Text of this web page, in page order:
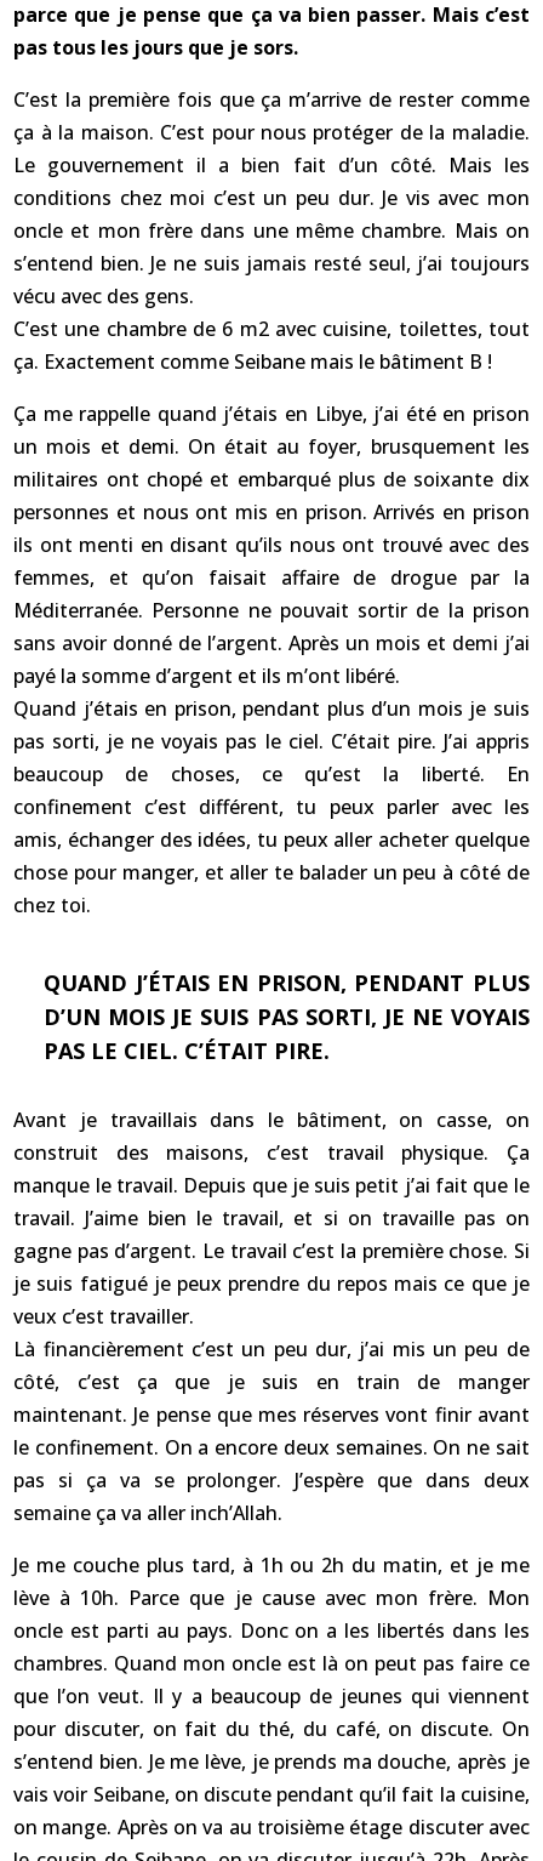
parce que je pense que ça va bien passer. Mais c’est
pas tous les jours que je sors.
C’est la première fois que ça m’arrive de rester comme
ça à la maison. C’est pour nous protéger de la maladie.
Le gouvernement il a bien fait d’un côté. Mais les
conditions chez moi c’est un peu dur. Je vis avec mon
oncle et mon frère dans une même chambre. Mais on
s’entend bien. Je ne suis jamais resté seul, j’ai toujours
vécu avec des gens.
C’est une chambre de 6 m2 avec cuisine, toilettes, tout
ça. Exactement comme Seibane mais le bâtiment B !
Ça me rappelle quand j’étais en Libye, j’ai été en prison
un mois et demi. On était au foyer, brusquement les
militaires ont chopé et embarqué plus de soixante dix
personnes et nous ont mis en prison. Arrivés en prison
ils ont menti en disant qu’ils nous ont trouvé avec des
femmes, et qu’on faisait affaire de drogue par la
Méditerranée. Personne ne pouvait sortir de la prison
sans avoir donné de l’argent. Après un mois et demi j’ai
payé la somme d’argent et ils m’ont libéré.
Quand j’étais en prison, pendant plus d’un mois je suis
pas sorti, je ne voyais pas le ciel. C’était pire. J’ai appris
beaucoup de choses, ce qu’est la liberté. En
confinement c’est différent, tu peux parler avec les
amis, échanger des idées, tu peux aller acheter quelque
chose pour manger, et aller te balader un peu à côté de
chez toi.
QUAND J’ÉTAIS EN PRISON, PENDANT PLUS
D’UN MOIS JE SUIS PAS SORTI, JE NE VOYAIS
PAS LE CIEL. C’ÉTAIT PIRE.
Avant je travaillais dans le bâtiment, on casse, on
construit des maisons, c’est travail physique. Ça
manque le travail. Depuis que je suis petit j’ai fait que le
travail. J’aime bien le travail, et si on travaille pas on
gagne pas d’argent. Le travail c’est la première chose. Si
je suis fatigué je peux prendre du repos mais ce que je
veux c’est travailler.
Là financièrement c’est un peu dur, j’ai mis un peu de
côté, c’est ça que je suis en train de manger
maintenant. Je pense que mes réserves vont finir avant
le confinement. On a encore deux semaines. On ne sait
pas si ça va se prolonger. J’espère que dans deux
semaine ça va aller inch’Allah.
Je me couche plus tard, à 1h ou 2h du matin, et je me
lève à 10h. Parce que je cause avec mon frère. Mon
oncle est parti au pays. Donc on a les libertés dans les
chambres. Quand mon oncle est là on peut pas faire ce
que l’on veut. Il y a beaucoup de jeunes qui viennent
pour discuter, on fait du thé, du café, on discute. On
s’entend bien. Je me lève, je prends ma douche, après je
vais voir Seibane, on discute pendant qu’il fait la cuisine,
on mange. Après on va au troisième étage discuter avec